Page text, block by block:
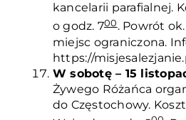
kancelarii parafialnej.
o godz. 700. Powrót
miejsc ograniczona.
https://
W sobotę – 15
Żywego Różańca
do Częstochowy.